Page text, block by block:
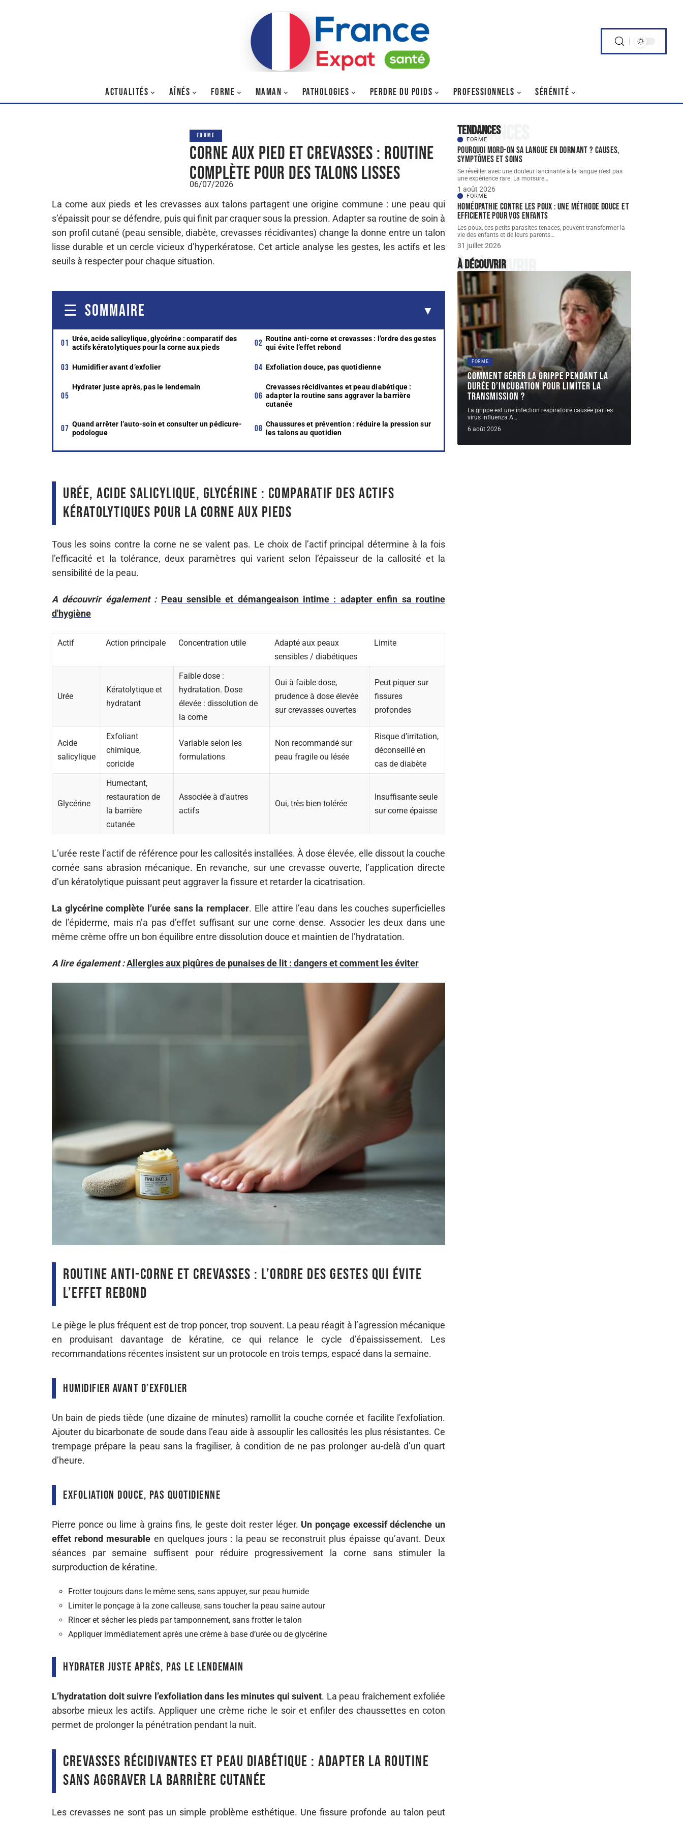
ACTUALITÉS AÎNÉS FORME MAMAN PATHOLOGIES PERDRE DU POIDS PROFESSIONNELS SÉRÉNITÉ
FORME
Corne aux pied et crevasses : routine
complète pour des talons lisses
06/07/2026
La corne aux pieds et les crevasses aux talons partagent une origine commune : une peau qui
s’épaissit pour se défendre, puis qui finit par craquer sous la pression. Adapter sa routine de soin à
son profil cutané (peau sensible, diabète, crevasses récidivantes) change la donne entre un talon
lisse durable et un cercle vicieux d’hyperkératose. Cet article analyse les gestes, les actifs et les
seuils à respecter pour chaque situation.
SOMMAIRE
Urée, acide salicylique, glycérine : comparatif des
actifs kératolytiques pour la corne aux pieds
Routine anti-corne et crevasses : l’ordre des gestes
qui évite l’effet rebond
Humidifier avant d’exfolier Exfoliation douce, pas quotidienne
Hydrater juste après, pas le lendemain
Crevasses récidivantes et peau diabétique :
adapter la routine sans aggraver la barrière
cutanée
Quand arrêter l’auto-soin et consulter un pédicure-
podologue
Chaussures et prévention : réduire la pression sur
les talons au quotidien
Urée, acide salicylique, glycérine : comparatif des actifs
kératolytiques pour la corne aux pieds
Tous les soins contre la corne ne se valent pas. Le choix de l’actif principal détermine à la fois
l’efficacité et la tolérance, deux paramètres qui varient selon l’épaisseur de la callosité et la
sensibilité de la peau.
A découvrir également : Peau sensible et démangeaison intime : adapter enfin sa routine
d'hygiène
Actif Action principale Concentration utile
Adapté aux peaux
sensibles / diabétiques
Limite
Urée
Kératolytique et
hydratant
Faible dose :
hydratation. Dose
élevée : dissolution de
la corne
Oui à faible dose,
prudence à dose élevée
sur crevasses ouvertes
Peut piquer sur
fissures
profondes
Acide
salicylique
Exfoliant
chimique,
coricide
Variable selon les
formulations
Non recommandé sur
peau fragile ou lésée
Risque d’irritation,
déconseillé en
cas de diabète
Glycérine
Humectant,
restauration de
la barrière
cutanée
Associée à d’autres
actifs
Oui, très bien tolérée
Insuffisante seule
sur corne épaisse
L’urée reste l’actif de référence pour les callosités installées. À dose élevée, elle dissout la couche
cornée sans abrasion mécanique. En revanche, sur une crevasse ouverte, l’application directe
d’un kératolytique puissant peut aggraver la fissure et retarder la cicatrisation.
La glycérine complète l’urée sans la remplacer. Elle attire l’eau dans les couches superficielles
de l’épiderme, mais n’a pas d’effet suffisant sur une corne dense. Associer les deux dans une
même crème offre un bon équilibre entre dissolution douce et maintien de l’hydratation.
A lire également :Allergies aux piqûres de punaises de lit : dangers et comment les éviter
Routine anti-corne et crevasses : l’ordre des gestes qui évite
l’effet rebond
Le piège le plus fréquent est de trop poncer, trop souvent. La peau réagit à l’agression mécanique
en produisant davantage de kératine, ce qui relance le cycle d’épaississement. Les
recommandations récentes insistent sur un protocole en trois temps, espacé dans la semaine.
Humidifier avant d’exfolier
Un bain de pieds tiède (une dizaine de minutes) ramollit la couche cornée et facilite l’exfoliation.
Ajouter du bicarbonate de soude dans l’eau aide à assouplir les callosités les plus résistantes. Ce
trempage prépare la peau sans la fragiliser, à condition de ne pas prolonger au-delà d’un quart
d’heure.
Exfoliation douce, pas quotidienne
Pierre ponce ou lime à grains fins, le geste doit rester léger. Un ponçage excessif déclenche un
effet rebond mesurable en quelques jours : la peau se reconstruit plus épaisse qu’avant. Deux
séances par semaine suffisent pour réduire progressivement la corne sans stimuler la
surproduction de kératine.
Frotter toujours dans le même sens, sans appuyer, sur peau humide
Limiter le ponçage à la zone calleuse, sans toucher la peau saine autour
Rincer et sécher les pieds par tamponnement, sans frotter le talon
Appliquer immédiatement après une crème à base d’urée ou de glycérine
Hydrater juste après, pas le lendemain
L’hydratation doit suivre l’exfoliation dans les minutes qui suivent. La peau fraîchement exfoliée
absorbe mieux les actifs. Appliquer une crème riche le soir et enfiler des chaussettes en coton
permet de prolonger la pénétration pendant la nuit.
Crevasses récidivantes et peau diabétique : adapter la routine
sans aggraver la barrière cutanée
Les crevasses ne sont pas un simple problème esthétique. Une fissure profonde au talon peut
Tendances
Tendances
FORME
Pourquoi mord-on sa langue en dormant ? Causes,
symptômes et soins
Se réveiller avec une douleur lancinante à la langue n'est pas
une expérience rare. La morsure…
1 août 2026
FORME
Homéopathie contre les poux : une méthode douce et
efficiente pour vos enfants
Les poux, ces petits parasites tenaces, peuvent transformer la
vie des enfants et de leurs parents…
31 juillet 2026
À découvrir
À découvrir
FORME
Comment gérer la grippe pendant la
durée d’incubation pour limiter la
transmission ?
La grippe est une infection respiratoire causée par les
virus influenza A…
6 août 2026